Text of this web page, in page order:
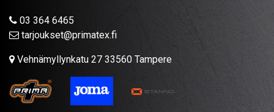
03 364 6465
tarjoukset@primatex.fi
Vehnämyllynkatu 27 33560 Tampere